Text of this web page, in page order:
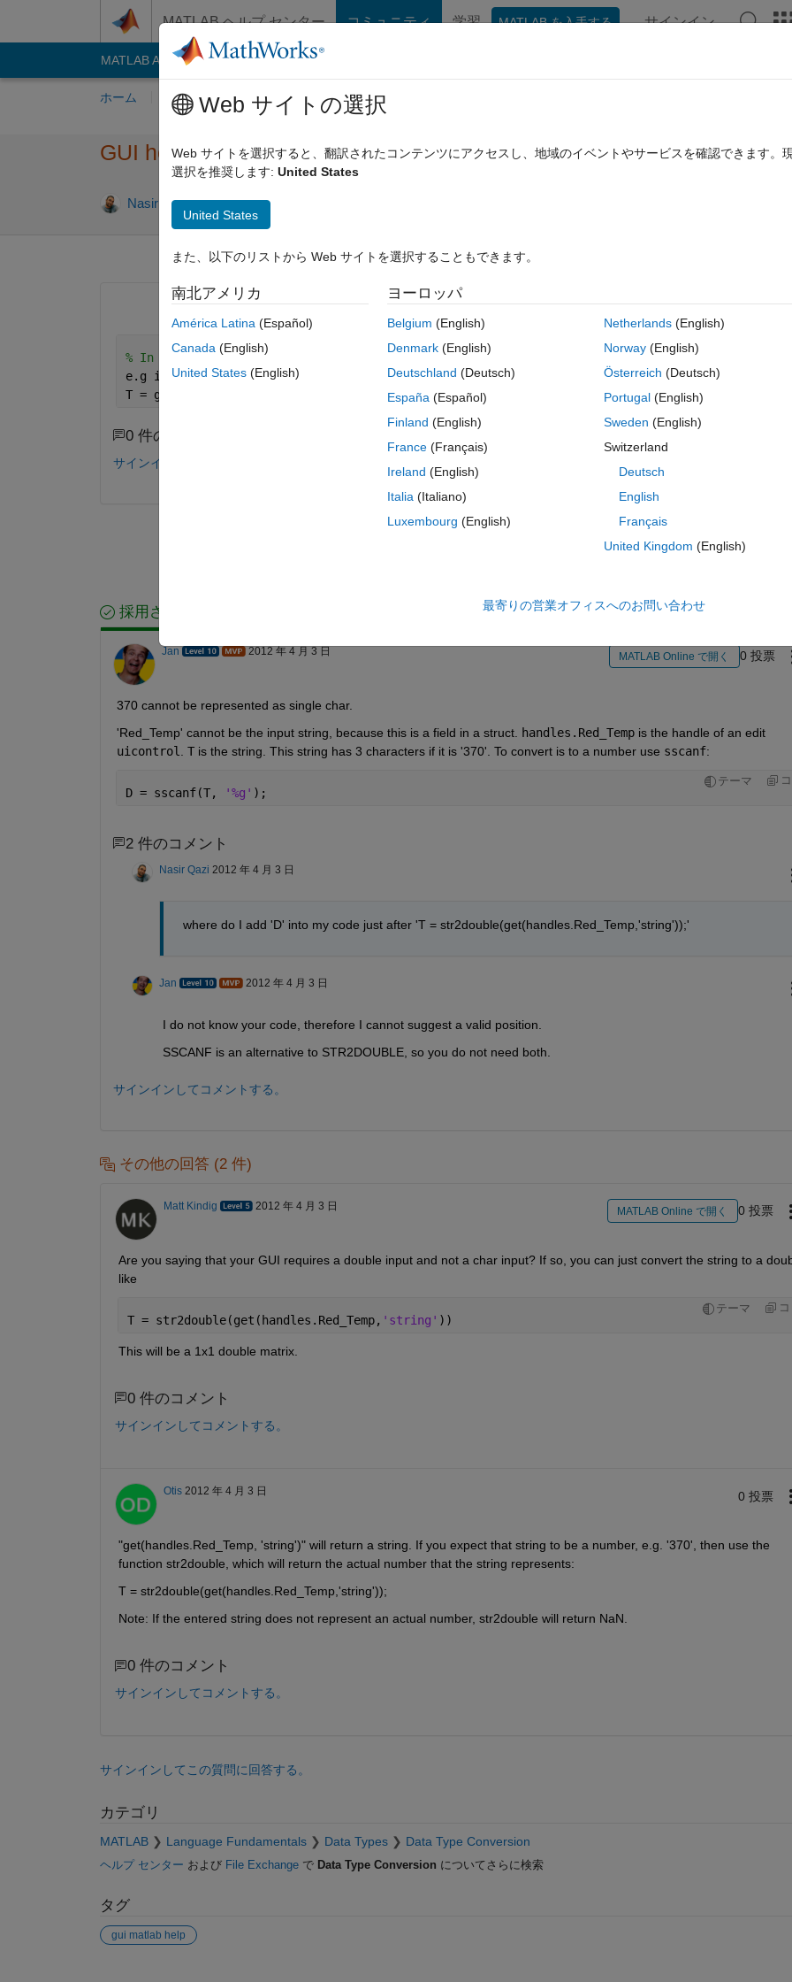
MATLAB ヘルプ センター コミュニティ 学習 MATLAB を入手する サインイン
MATLAB Answers File Exchange
ホーム 質問する 回答 閲覧 MATLAB に関する FAQ
GUI help
Nasir Qazi 2012 4 月 3
0 投票
% In my GUI I am giving value to T e.g 370 as input , but on debug   mode when I am
e.g in my code
T = get(handles.Red_Temp,
); where 'Red_Temp' is input string
0 件のコメント
サインインしてコメントする。
サインインしてこの質問に回
採用された回答
Jan 2012 年 4 月 3 日 MATLAB Online で開く 0 投票
370 cannot be represented as single char.
'Red_Temp' cannot be the input string, because this is a field in a struct.
handles.Red_Temp is the handle of an edit
uicontrol
T is the string. This string has 3 characters if it is '370'. To convert is to a number use sscanf:
テーマ
D = sscanf(T, '%g' );
2 件のコメント
Nasir Qazi 2012 年 4 月 3 日
where do I add 'D' into my code just after 'T = str2double(get(handles.Red_Temp,'string'));'
Jan 2012 年 4 月 3 日
I do not know your code, therefore I cannot suggest a valid position.
SSCANF is an alternative to STR2DOUBLE, so you do not need both.
サインインしてコメントする。
その他の回答 (2 件)
Matt Kindig 2012 年 4 月 3 日 MATLAB Online で開く 0 投票
Are you saying that your GUI requires a double input and not a char input? If so, you can just convert the string to a
like
テーマ
T = str2double(get(handles.Red_Temp, 'string' ))
This will be a 1x1 double matrix.
0 件のコメント
サインインしてコメントする。
Otis 2012 年 4 月 3 日 0 投票
"get(handles.Red_Temp, 'string')" will return a string. If you expect that string to be a number, e.g. '370', then use the
function str2double, which will return the actual number that the string represents:
T = str2double(get(handles.Red_Temp,'string'));
Note: If the entered string does not represent an actual number, str2double will return NaN.
0 件のコメント
サインインしてコメントする。
サインインしてこの質問に回答する。
カテゴリ
MATLAB Language Fundamentals Data Types Data Type Conversion
ヘルプ センター および File Exchangeで Data Type Conversion についてさらに検索
タグ
gui matlab help
Web サイトの選択
Web サイトを選択すると、翻訳されたコンテンツにアクセスし、地域のイベントやサービスを確認できます。
選択を推奨します: United States
United States
また、以下のリストから Web サイトを選択することもできます。
南北アメリカ
América Latina (Español)
Canada (English)
United States (English)
ヨーロッパ
Belgium (English)
Denmark (English)
Deutschland (Deutsch)
España (Español)
Finland (English)
France (Français)
Ireland (English)
Italia (Italiano)
Luxembourg (English)
Netherlands(English)
Norway(English)
Österreich (Deutsch)
Portugal(English)
Sweden (English)
Switzerland
Deutsch
English
Français
United Kingdom (English)
最寄りの営業オフィスへのお問い合わせ